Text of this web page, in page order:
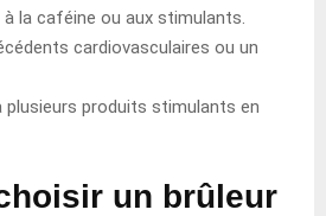
la caféine ou aux stimulants.
cardiovasculaires ou un
plusieurs produits stimulants en
un brûleur